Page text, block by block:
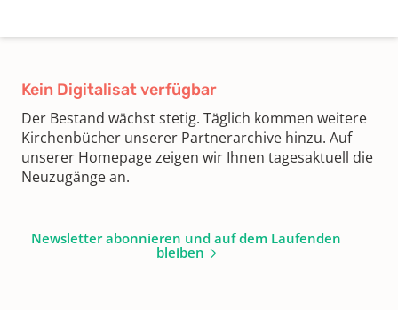
Kein Digitalisat verfügbar
Der Bestand wächst stetig. Täglich kommen weitere
Kirchenbücher unserer Partnerarchive hinzu. Auf
unserer Homepage zeigen wir Ihnen tagesaktuell die
Neuzugänge an.
Newsletter abonnieren und auf dem Laufenden
bleiben